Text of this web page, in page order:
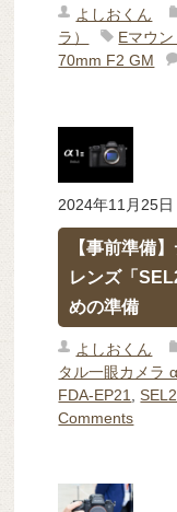
よしおくん
ラ）
Eマウ
70mm F2 GM
2024年11月25日
【事前準備
レンズ「
めの準備
よしおくん
タル一眼カメラ α
FDA-EP21
,
Comments